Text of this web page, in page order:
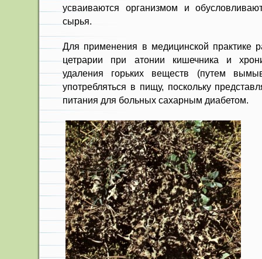
усваи­ваются организмом и
сырья.
Для применения в медицинской практике
цетрарии при атонии кишечника и
удаления горь­ких веществ (путем
употребляться в пищу, по­скольку
питания для больных сахарным диабетом.